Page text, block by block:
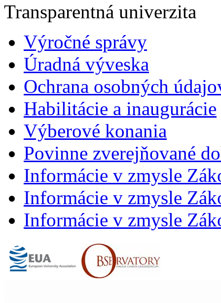
Transparentná univerzita
Výročné správy
Úradná výveska
Ochrana osobných
Habilitácie a inaugurácie
Výberové konania
Povinne zverejňované
Informácie v zmysle
Informácie v zmysle
Informácie v zmysle